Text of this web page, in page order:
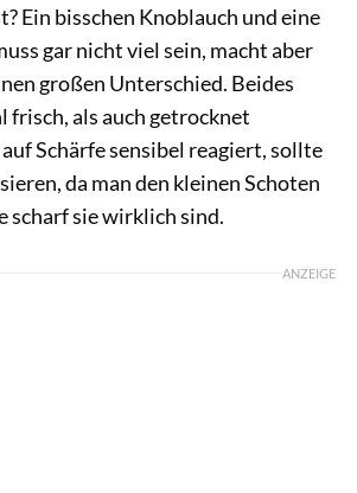
Ein bisschen Knoblauch und eine
gar nicht viel sein, macht aber
großen Unterschied. Beides
frisch, als auch getrocknet
Schärfe sensibel reagiert, sollte
da man den kleinen Schoten
scharf sie wirklich sind.
ANZEIGE